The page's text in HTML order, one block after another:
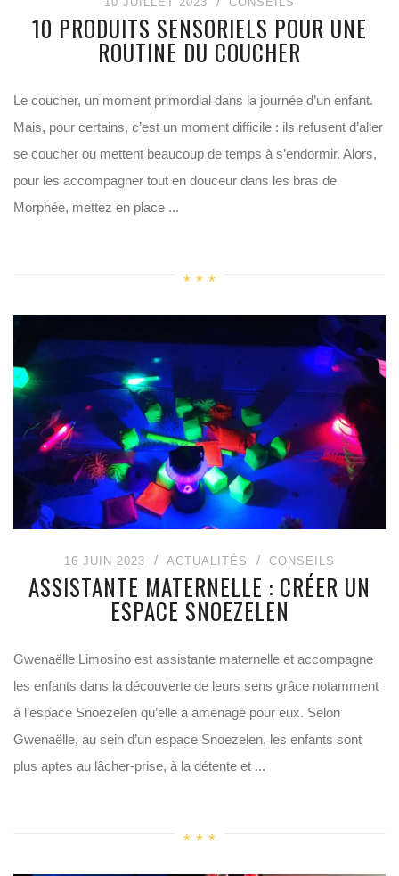
10 PRODUITS SENSORIELS POUR UNE
ROUTINE DU COUCHER
Le coucher, un moment primordial dans la journée d’un enfant.
Mais, pour certains, c’est un moment difficile : ils refusent d’aller
se coucher ou mettent beaucoup de temps à s’endormir. Alors,
pour les accompagner tout en douceur dans les bras de
Morphée, mettez en place ...
16 JUIN 2023 ACTUALITÉS CONSEILS
ASSISTANTE MATERNELLE : CRÉER UN
ESPACE SNOEZELEN
Gwenaëlle Limosino est assistante maternelle et accompagne
les enfants dans la découverte de leurs sens grâce notamment
à l’espace Snoezelen qu’elle a aménagé pour eux. Selon
Gwenaëlle, au sein d’un espace Snoezelen, les enfants sont
plus aptes au lâcher-prise, à la détente et ...